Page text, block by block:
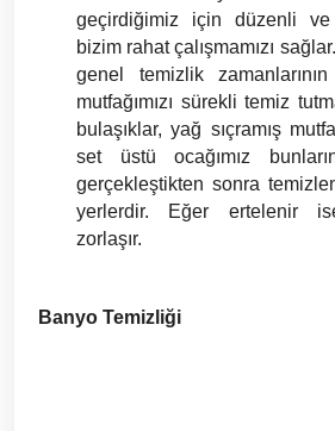
geçirdiğimiz için düzenli ve
bizim rahat çalışmamızı
genel temizlik
mutfağımızı sürekli temiz
bulaşıklar, yağ sıçramış
set üstü ocağımız
gerçekleştikten sonra
yerlerdir. Eğer ertelenir
zorlaşır.
Banyo Temizliği